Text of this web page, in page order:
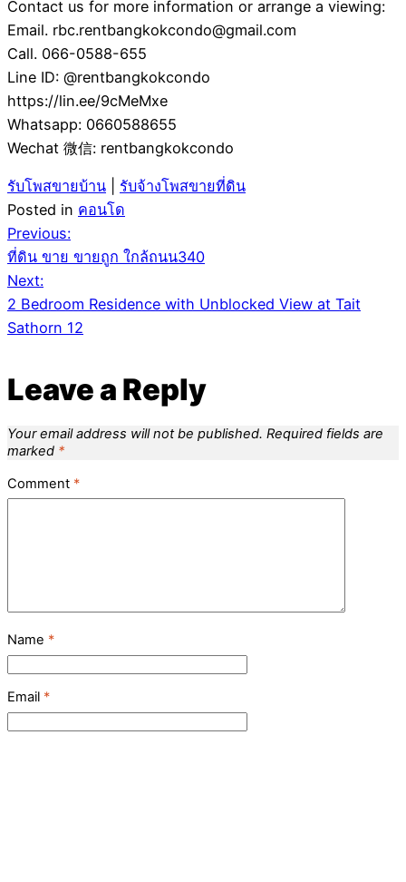
Contact us for more information or arrange a viewing:
Email. rbc.rentbangkokcondo@gmail.com
Call. 066-0588-655
Line ID: @rentbangkokcondo
https://lin.ee/9cMeMxe
Whatsapp: 0660588655
Wechat 微信: rentbangkokcondo
รับโพสขายบ้าน
รับจ้างโพสขายที่ดิน
Posted in คอนโด
Post
navigation
Previous:
ที่ดิน ขาย ขายถูก ใกล้ถนน340
Next:
2 Bedroom Residence with Unblocked View at Tait
Sathorn 12
Leave a Reply
Your email address will not be published. Required fields are
marked *
Comment *
Name *
Email *